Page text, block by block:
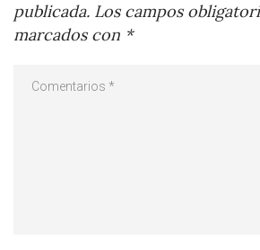
publicada. Los campos
marcados con *